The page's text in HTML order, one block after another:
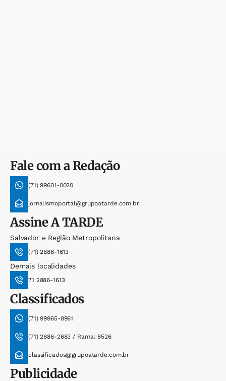
Fale com a Redação
(71) 99601-0020
jornalismoportal@grupoatarde.com.br
AssineA TARDE
Salvador e Região Metropolitana
(71) 2886-1613
Demais localidades
71 2886-1613
Classificados
(71) 99965-8961
(71) 2886-2683 / Ramal 8526
classificados@grupoatarde.com.br
Publicidade